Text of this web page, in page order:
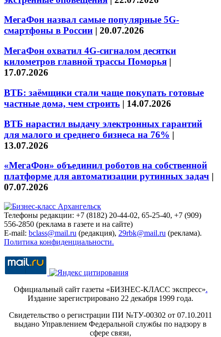
МегаФон назвал самые популярные 5G-
смартфоны в России | 20.07.2026
МегаФон охватил 4G-сигналом десятки
километров главной трассы Поморья |
17.07.2026
ВТБ: заёмщики стали чаще покупать готовые
частные дома, чем строить | 14.07.2026
ВТБ нарастил выдачу электронных гарантий
для малого и среднего бизнеса на 76% |
13.07.2026
«МегаФон» объединил роботов на собственной
платформе для автоматизации рутинных задач |
07.07.2026
Телефоны редакции: +7 (8182) 20-44-02, 65-25-40, +7 (909)
556-2850 (реклама в газете и на сайте)
E-mail: bclass@mail.ru (редакция), 29rbk@mail.ru (реклама).
Политика конфиденциальности.
Официальный сайт газеты «БИЗНЕС-КЛАСС экспресс».
Издание зарегистрировано 22 декабря 1999 года.
Свидетельство о регистрации ПИ №ТУ-00302 от 07.10.2011
выдано Управлением Федеральной службы по надзору в
сфере связи,